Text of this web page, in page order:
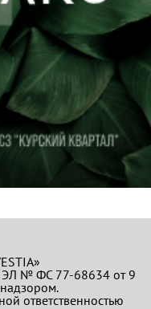
ЭЛ № ФС 77-68634 от 9
ответственностью